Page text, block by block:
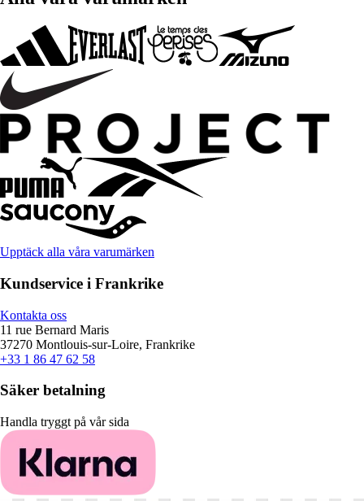
Upptäck alla våra varumärken
Kundservice i Frankrike
Kontakta oss
11 rue Bernard Maris
37270 Montlouis-sur-Loire, Frankrike
+33 1 86 47 62 58
Säker betalning
Handla tryggt på vår sida